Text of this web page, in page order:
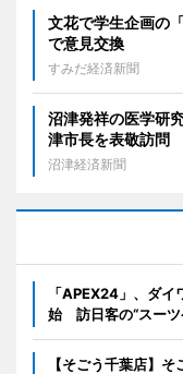
文花で学生企画の
で意見交換
すみだ経済新聞
沼津発祥の医学研
津市長を表敬訪問
沼津経済新聞
「APEX24」、ダ
始 訪日客の“スーツ
【そごう千葉店】